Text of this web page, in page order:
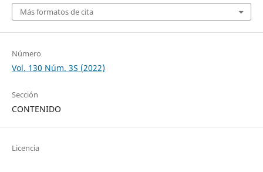
Más formatos de cita
Número
Vol. 130 Núm. 3S (2022)
Sección
CONTENIDO
Licencia